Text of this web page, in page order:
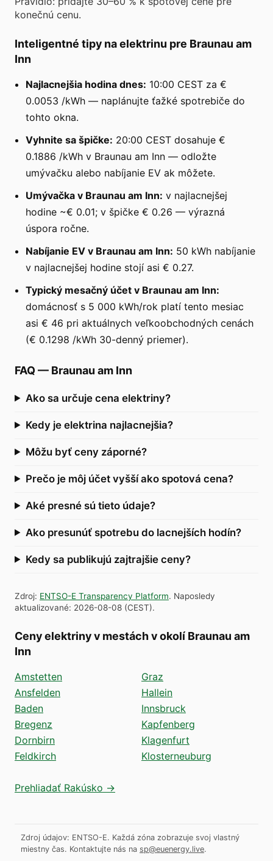
konečnú cenu.
Inteligentné tipy na elektrinu pre Braunau am
Inn
Najlacnejšia hodina dnes: 10:00 CEST za €
0.0053 /kWh — naplánujte ťažké spotrebiče do
tohto okna.
Vyhnite sa špičke: 20:00 CEST dosahuje €
0.1886 /kWh v Braunau am Inn — odložte
umývačku alebo nabíjanie EV ak môžete.
Umývačka v Braunau am Inn: v najlacnejšej
hodine ~€ 0.01; v špičke € 0.26 — výrazná
úspora ročne.
Nabíjanie EV v Braunau am Inn: 50 kWh nabíjanie
v najlacnejšej hodine stojí asi € 0.27.
Typický mesačný účet v Braunau am Inn:
domácnosť s 5 000 kWh/rok platí tento mesiac
asi € 46 pri aktuálnych veľkoobchodných cenách
(€ 0.1298 /kWh 30-denný priemer).
FAQ — Braunau am Inn
Ako sa určuje cena elektriny?
Kedy je elektrina najlacnejšia?
Môžu byť ceny záporné?
Prečo je môj účet vyšší ako spotová cena?
Aké presné sú tieto údaje?
Ako presunúť spotrebu do lacnejších hodín?
Kedy sa publikujú zajtrajšie ceny?
Zdroj: ENTSO-E Transparency Platform. Naposledy
aktualizované: 2026-08-08 (CEST).
Ceny elektriny v mestách v okolí Braunau am
Inn
Amstetten
Ansfelden
Baden
Bregenz
Dornbirn
Feldkirch
Graz
Hallein
Innsbruck
Kapfenberg
Klagenfurt
Klosterneuburg
Prehliadať Rakúsko →
Zdroj údajov: ENTSO-E. Každá zóna zobrazuje svoj vlastný
miestny čas. Kontaktujte nás na sp@euenergy.live.